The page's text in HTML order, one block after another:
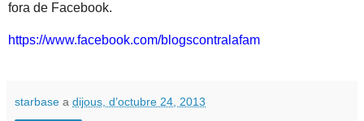
fora de Facebook.
https://www.facebook.com/blogscontralafam
starbase a dijous, d’octubre 24, 2013